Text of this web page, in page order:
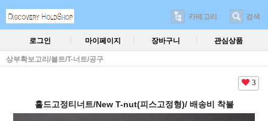
카테고리 검색
로그인 마이페이지 장바구니 관심상품
상부확보고리/볼트/T-너트/공구
3
홀드고정티너트/New T-nut(피스고정형)/ 배송비 착불